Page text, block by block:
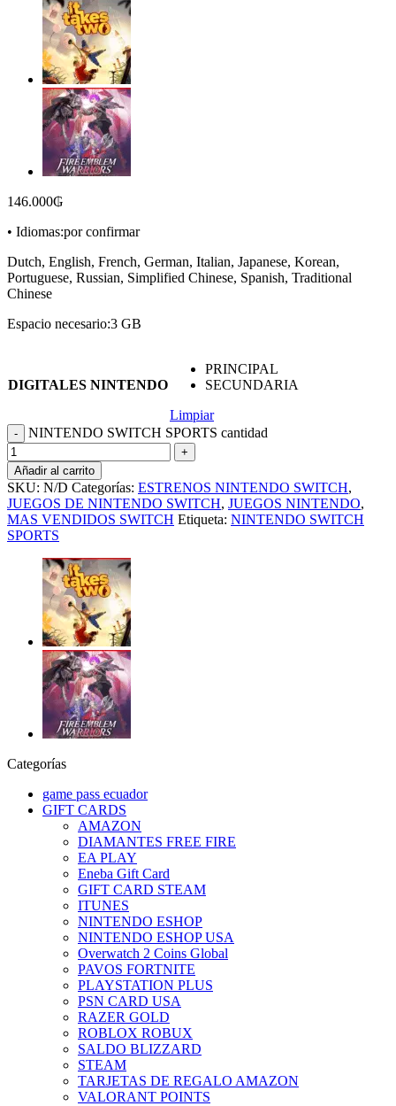
146.000₲
• Idiomas:por confirmar
Dutch, English, French, German, Italian, Japanese, Korean,
Portuguese, Russian, Simplified Chinese, Spanish, Traditional
Chinese
Espacio necesario:3 GB
DIGITALES NINTENDO
PRINCIPAL
SECUNDARIA
Limpiar
NINTENDO SWITCH SPORTS cantidad
Añadir al carrito
SKU: N/D Categorías: ESTRENOS NINTENDO SWITCH,
JUEGOS DE NINTENDO SWITCH, JUEGOS NINTENDO,
MAS VENDIDOS SWITCH Etiqueta: NINTENDO SWITCH
SPORTS
Categorías
game pass ecuador
GIFT CARDS
AMAZON
DIAMANTES FREE FIRE
EA PLAY
Eneba Gift Card
GIFT CARD STEAM
ITUNES
NINTENDO ESHOP
NINTENDO ESHOP USA
Overwatch 2 Coins Global
PAVOS FORTNITE
PLAYSTATION PLUS
PSN CARD USA
RAZER GOLD
ROBLOX ROBUX
SALDO BLIZZARD
STEAM
TARJETAS DE REGALO AMAZON
VALORANT POINTS